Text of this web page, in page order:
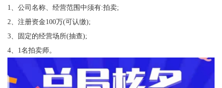
1、公司名称、经营范围中须有:拍卖;
2、注册资金100万(可认缴);
3、固定的经营场所(抽查);
4、1名拍卖师。